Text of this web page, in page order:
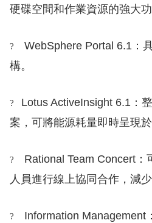
硬碟空間和作業資源的強大功
?
WebSphere Portal 6.1：
構。
?
Lotus ActiveInsight 6.1：
案，可將能源耗量即時呈現於
?
Rational Team Concert：
人員進行線上協同合作，減少
?
Information Management